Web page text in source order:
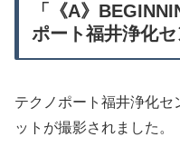
「《A》
ポート福井浄化
テクノポート福井浄化セ
ットが撮影されました。